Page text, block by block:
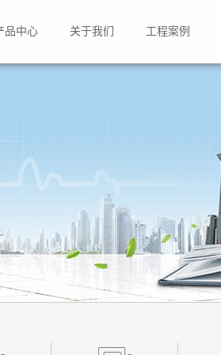
品中心 关于我们 工程案例